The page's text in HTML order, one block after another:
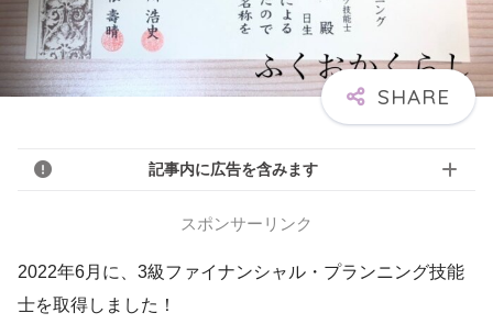
記事内に広告を含みます
スポンサーリンク
2022年6月に、3級ファイナンシャル・プランニング技能
士を取得しました！